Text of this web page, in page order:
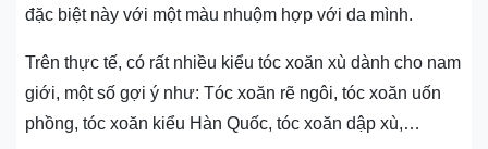
đặc biệt này với một màu nhuộm hợp với da mình.
Trên thực tế, có rất nhiều kiểu tóc xoăn xù dành cho nam
giới, một số gợi ý như: Tóc xoăn rẽ ngôi, tóc xoăn uốn
phồng, tóc xoăn kiểu Hàn Quốc, tóc xoăn dập xù,…